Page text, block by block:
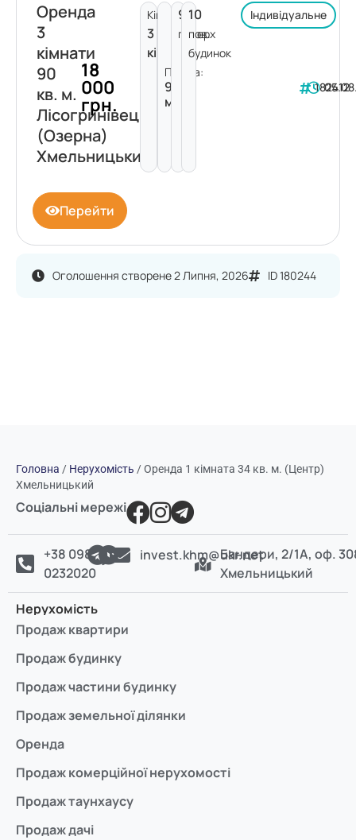
Оголошення створене 2 Липня, 2026 ID 180244
Оренда
3
кімнати
90
кв. м.
Лісогринівецька
(Озерна)
Хмельницький
18
000
грн.
Кімнат:
3
кімнати
Площа:
90
м²
9
поверх
10
пов.
будинок
Індивідуальне
182412
Перейти
Головна / Нерухомість /Оренда 1 кімната 34 кв. м. (Центр)
Хмельницький
Соціальні мережі
+38 098
0232020
invest.khm@ukr.netБандери, 2/1А, оф.
Хмельницький
Нерухомість
Продаж квартири
Продаж будинку
Продаж частини будинку
Продаж земельної ділянки
Оренда
Продаж комерційної нерухомості
Продаж таунхаусу
Продаж дачі